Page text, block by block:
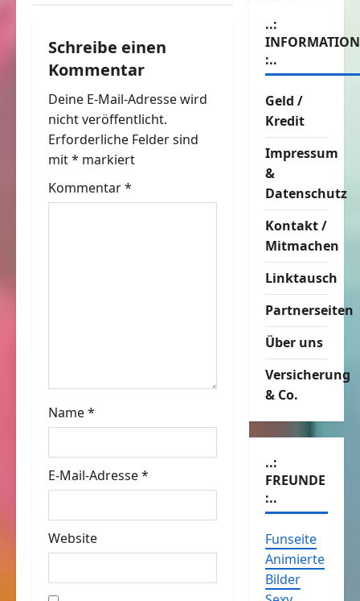
a
g
s
n
a
i
o
n
Schreibe einen
Kommentar
Deine E-Mail-Adresse wird
nicht veröffentlicht.
Erforderliche Felder sind
mit* markiert
Kommentar*
Name*
E-Mail-Adresse*
Website
..:
:..
Geld /
Kredit
Impressum
&
Datenschutz
Kontakt /
Mitmachen
Linktausch
Partnerseiten
Über uns
Versicherung
& Co.
..:
FREUNDE
:..
Funseite
Animierte
Bilder